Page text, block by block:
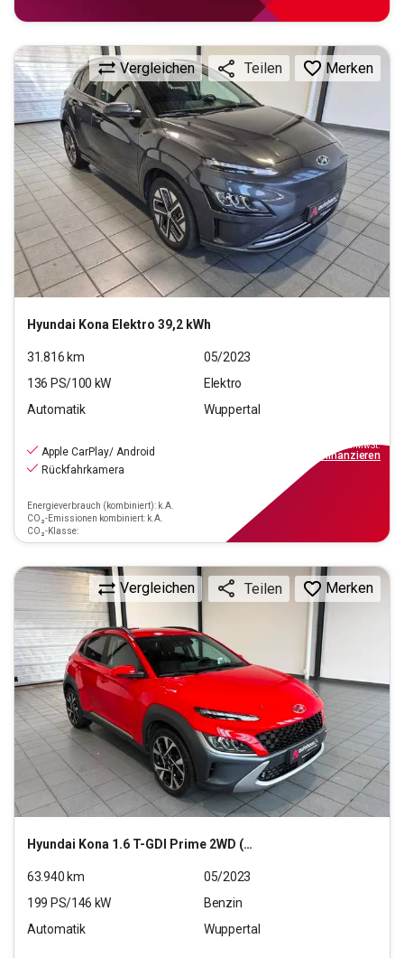
Hyundai Kona Elektro 39,2 kWh
Vergleichen Teilen Merken
31.816 km
05/2023
136 PS/100 kW
Elektro
Automatik
Wuppertal
Apple CarPlay/ Android
Rückfahrkamera
Energieverbrauch (kombiniert): k.A.
CO₂-Emissionen kombiniert: k.A.
CO₂-Klasse:
inkl.MwSt.
finanzieren
Hyundai Kona 1.6 T-GDI Prime 2WD (EURO 6d)
Vergleichen Teilen Merken
63.940 km
05/2023
199 PS/146 kW
Benzin
Automatik
Wuppertal